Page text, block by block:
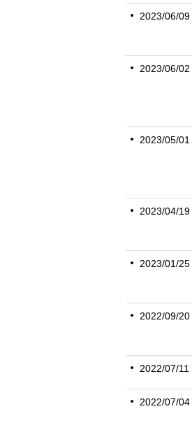
2023/06/09
2023/06/02
2023/05/01
2023/04/19
2023/01/25
2022/09/20
2022/07/11
2022/07/04